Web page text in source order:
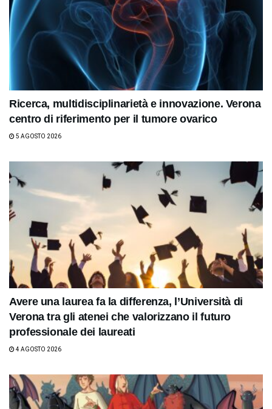
Ricerca, multidisciplinarietà e innovazione. Verona
centro di riferimento per il tumore ovarico
5 AGOSTO 2026
Avere una laurea fa la differenza, l’Università di
Verona tra gli atenei che valorizzano il futuro
professionale dei laureati
4 AGOSTO 2026